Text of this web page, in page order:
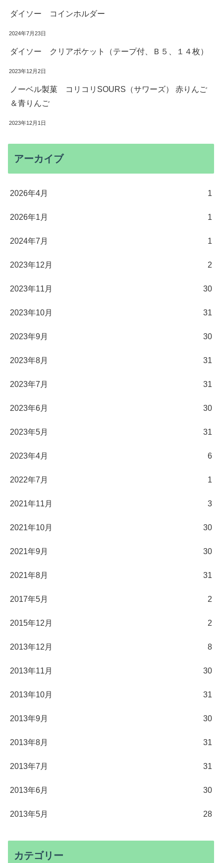
ダイソー コインホルダー
2024年7月23日
ダイソー クリアポケット（テープ付、Ｂ５、１４枚）
2023年12月2日
ノーベル製菓 コリコリSOURS（サワーズ） 赤りんご
＆青りんご
2023年12月1日
アーカイブ
2026年4月 1
2026年1月 1
2024年7月 1
2023年12月 2
2023年11月 30
2023年10月 31
2023年9月 30
2023年8月 31
2023年7月 31
2023年6月 30
2023年5月 31
2023年4月 6
2022年7月 1
2021年11月 3
2021年10月 30
2021年9月 30
2021年8月 31
2017年5月 2
2015年12月 2
2013年12月 8
2013年11月 30
2013年10月 31
2013年9月 30
2013年8月 31
2013年7月 31
2013年6月 30
2013年5月 28
カテゴリー